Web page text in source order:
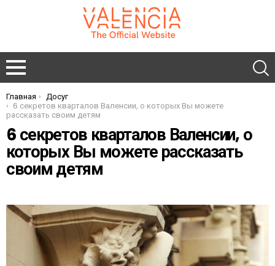
You are here:
Главная Досуг
6 секретов кварталов Валенсии, о которых Вы можете
рассказать своим детям
6 секретов кварталов Валенсии, о
которых Вы можете рассказать
своим детям